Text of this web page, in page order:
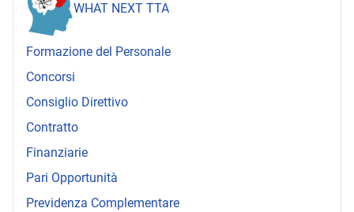
WHAT NEXT TTA
Formazione del Personale
Concorsi
Consiglio Direttivo
Contratto
Finanziarie
Pari Opportunità
Previdenza Complementare